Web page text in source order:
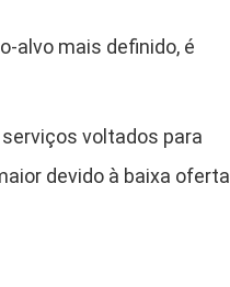
alvo mais definido, é
voltados para
devido à baixa oferta